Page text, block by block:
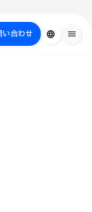
JMHC）
い合わせ language menu